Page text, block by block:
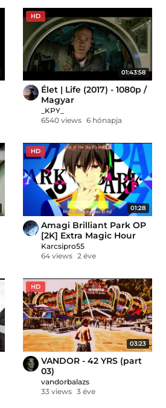
HD
01:43:58
Élet | Life (2017) - 1080p /
Magyar
_KPY_
6540 views 6 hónapja
HD
01:28
Amagi Brilliant Park OP
[2K] Extra Magic Hour
(Magyar Felirat)
Karcsipro55
64 views 2 éve
HD
03:23
VANDOR - 42 YRS (part
03)
vandorbalazs
33 views 3 éve